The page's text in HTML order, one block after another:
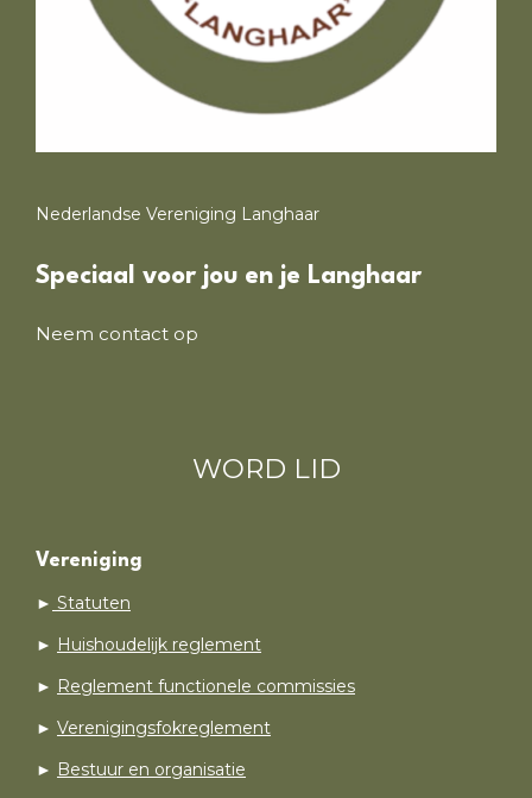
Nederlandse Vereniging Langhaar
Speciaal voor jou en je Langhaar
Neem contact op
WORD LID
Vereniging
► Statuten
► Huishoudelijk reglement
► Reglement functionele commissies
► Verenigingsfokreglement
► Bestuur en organisatie